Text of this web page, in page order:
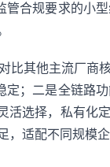
合规要求的小
比其他主流厂商
；二是全链路
活选择，私有化
，适配不同规模